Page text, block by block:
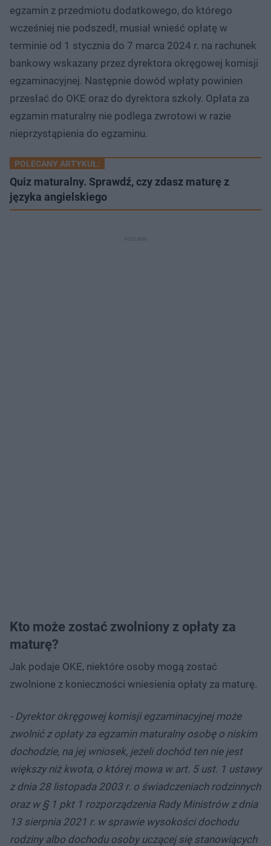
egzamin z przedmiotu dodatkowego, do którego
wcześniej nie podszedł, musiał wnieść opłatę w
terminie od 1 stycznia do 7 marca 2024 r. na rachunek
bankowy wskazany przez dyrektora okręgowej komisji
egzaminacyjnej. Następnie dowód wpłaty powinien
przesłać do OKE oraz do dyrektora szkoły. Opłata za
egzamin maturalny nie podlega zwrotowi w razie
nieprzystąpienia do egzaminu.
POLECANY ARTYKUŁ:
Quiz maturalny. Sprawdź, czy zdasz maturę z
języka angielskiego
Kto może zostać zwolniony z opłaty za
maturę?
Jak podaje OKE, niektóre osoby mogą zostać
zwolnione z konieczności wniesienia opłaty za maturę.
- Dyrektor okręgowej komisji egzaminacyjnej może
zwolnić z opłaty za egzamin maturalny osobę o niskim
dochodzie, na jej wniosek, jeżeli dochód ten nie jest
większy niż kwota, o której mowa w art. 5 ust. 1 ustawy
z dnia 28 listopada 2003 r. o świadczeniach rodzinnych
oraz w § 1 pkt 1 rozporządzenia Rady Ministrów z dnia
13 sierpnia 2021 r. w sprawie wysokości dochodu
rodziny albo dochodu osoby uczącej się stanowiących